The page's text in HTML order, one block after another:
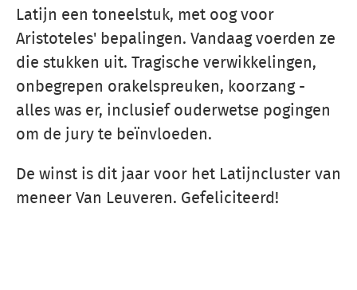
Latijn een toneelstuk, met oog voor
Aristoteles' bepalingen. Vandaag voerden ze
die stukken uit. Tragische verwikkelingen,
onbegrepen orakelspreuken, koorzang -
alles was er, inclusief ouderwetse pogingen
om de jury te beïnvloeden.
De winst is dit jaar voor het Latijncluster van
meneer Van Leuveren. Gefeliciteerd!